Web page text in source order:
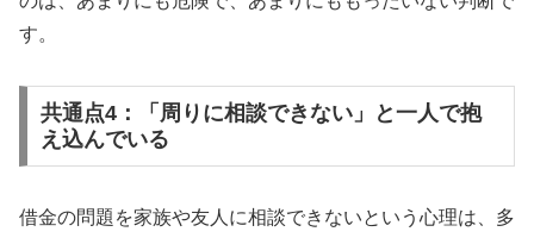
す。
共通点4：「周りに相談できない」と一人で抱
え込んでいる
借金の問題を家族や友人に相談できないという心理は、多